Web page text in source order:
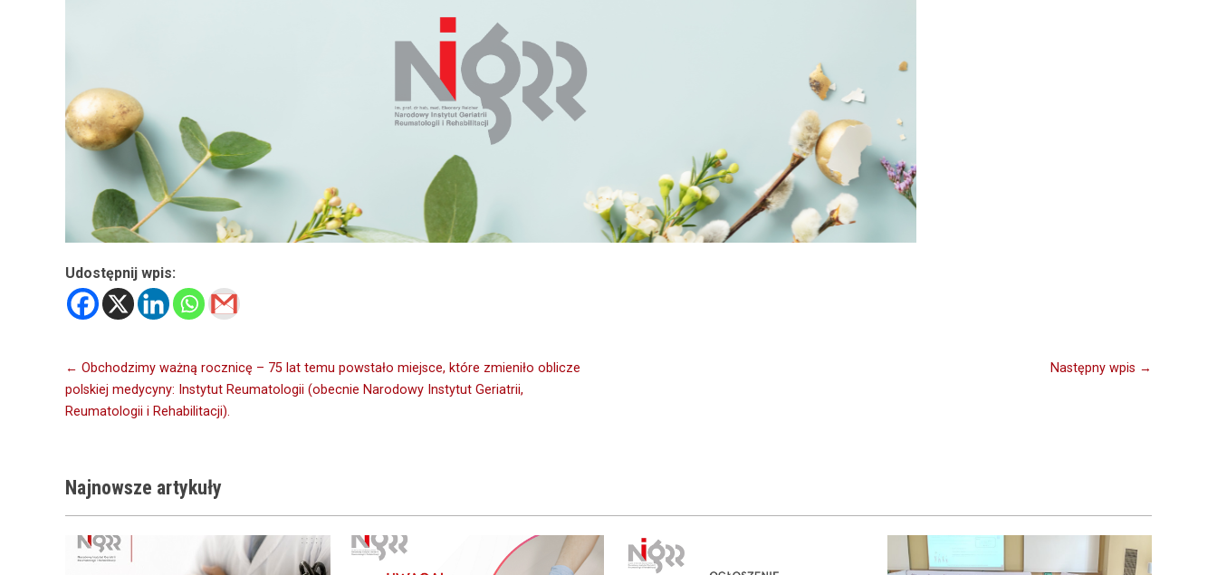
Udostępnij wpis:
Nawigacja
wpisu
← Obchodzimy ważną rocznicę – 75 lat temu powstało miejsce, które zmieniło oblicze
polskiej medycyny: Instytut Reumatologii (obecnie Narodowy Instytut Geriatrii,
Reumatologii i Rehabilitacji).
Następny wpis →
Najnowsze artykuły